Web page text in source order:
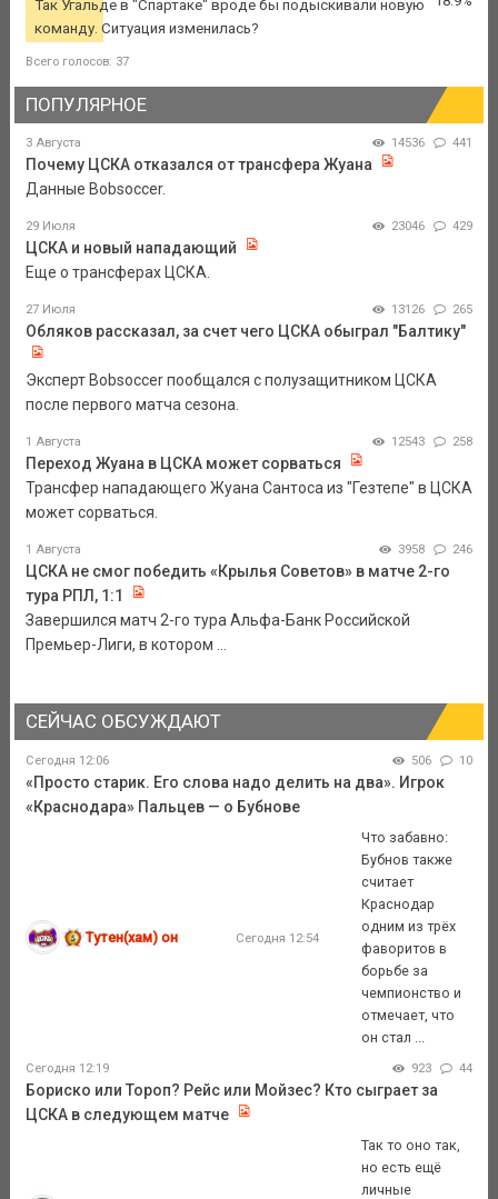
Так Угальде в "Спартаке" вроде бы подыскивали новую
команду. Ситуация изменилась?
Всего голосов: 37
ПОПУЛЯРНОЕ
3 Августа 14536 441
Почему ЦСКА отказался от трансфера Жуана
Данные Bobsoccer.
29 Июля 23046 429
ЦСКА и новый нападающий
Еще о трансферах ЦСКА.
27 Июля 13126 265
Обляков рассказал, за счет чего ЦСКА обыграл "Балтику"
Эксперт Bobsoccer пообщался с полузащитником ЦСКА
после первого матча сезона.
1 Августа 12543 258
Переход Жуана в ЦСКА может сорваться
Трансфер нападающего Жуана Сантоса из "Гезтепе" в ЦСКА
может сорваться.
1 Августа 3958 246
ЦСКА не смог победить «Крылья Советов» в матче 2-го
тура РПЛ, 1:1
Завершился матч 2-го тура Альфа-Банк Российской
Премьер-Лиги, в котором ...
СЕЙЧАС ОБСУЖДАЮТ
Сегодня 12:06 506 10
«Просто старик. Его слова надо делить на два». Игрок
«Краснодара» Пальцев — о Бубнове
Тутен(хам) он Сегодня 12:54
Что забавно:
Бубнов также
считает
Краснодар
одним из трёх
фаворитов в
борьбе за
чемпионство и
отмечает, что
он стал ...
Сегодня 12:19 923 44
Бориско или Тороп? Рейс или Мойзес? Кто сыграет за
ЦСКА в следующем матче
Так то оно так,
но есть ещё
личные